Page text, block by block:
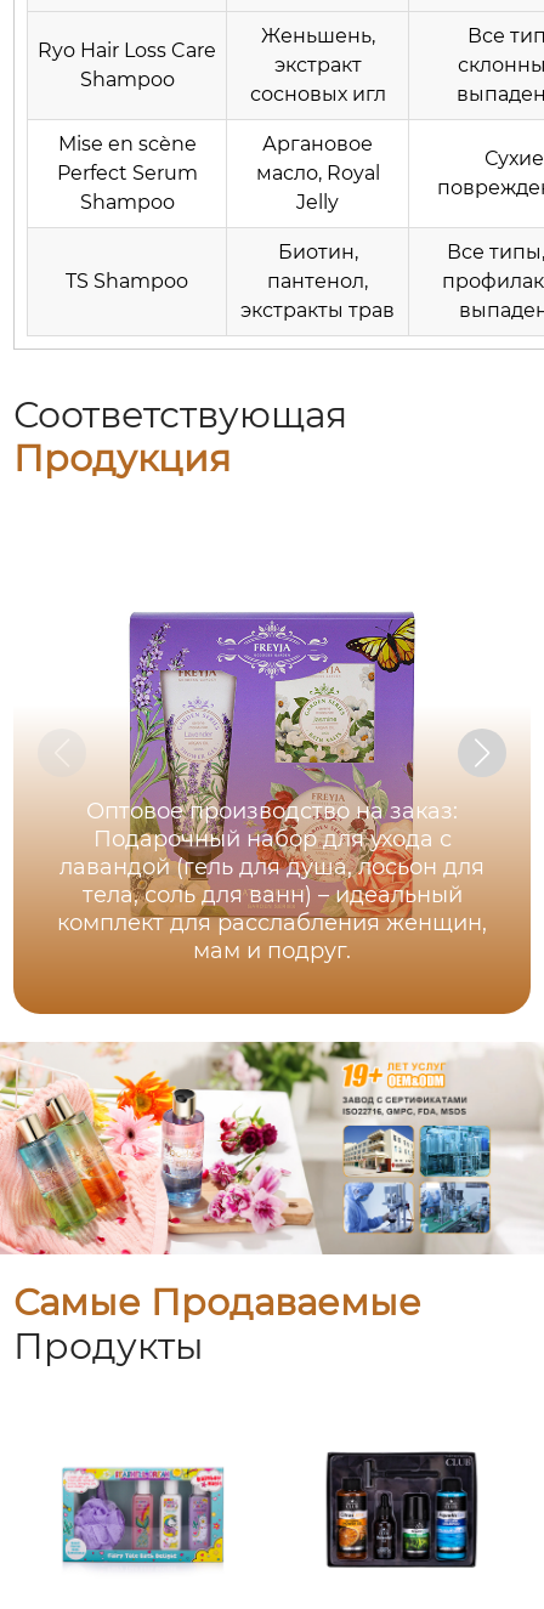
Ryo Hair Loss Care
Shampoo
Женьшень,
экстракт
сосновых игл
Все
Mise en scène
Perfect Serum
Shampoo
Аргановое
масло, Royal
Jelly
TS Shampoo
Биотин,
пантенол,
экстракты трав
Все
Соответствующая
Продукция
Оптовое производство на заказ:
Подарочный набор для ухода с
лавандой (гель для душа, лосьон для
тела, соль для ванн) – идеальный
комплект для расслабления женщин,
мам и подруг.
Самые Продаваемые
Продукты